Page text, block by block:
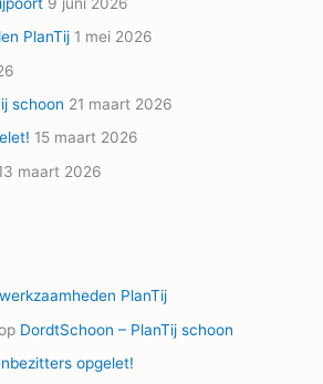
PlanTij 1 mei 2026
schoon 21 maart 2026
15 maart 2026
maart 2026
PlanTij
DordtSchoon – PlanTij schoon
opgelet!